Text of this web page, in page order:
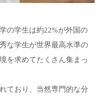
の学生は約22%が外国の
な学生が世界最高水準の
を求めてたくさん集まっ
ており、当然専門的な分